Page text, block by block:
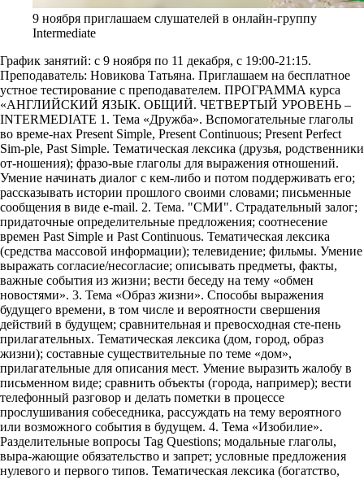
9 ноября приглашаем слушателей в онлайн-группу
Intermediate
График занятий: с 9 ноября по 11 декабря, с 19:00-21:15.
Преподаватель: Новикова Татьяна. Приглашаем на бесплатное
устное тестирование с преподавателем. ПРОГРАММА курса
«АНГЛИЙСКИЙ ЯЗЫК. ОБЩИЙ. ЧЕТВЕРТЫЙ УРОВЕНЬ –
INTERMEDIATE 1. Тема «Дружба». Вспомогательные глаголы
во време-нах Present Simple, Present Continuous; Present Perfect
Sim-ple, Past Simple. Тематическая лексика (друзья, родственники
от-ношения); фразо-вые глаголы для выражения отношений.
Умение начинать диалог с кем-либо и потом поддерживать его;
рассказывать истории прошлого своими словами; письменные
сообщения в виде e-mail. 2. Тема. "СМИ". Страдательный залог;
придаточные определительные предложения; соотнесение
времен Past Simple и Past Continuous. Тематическая лексика
(средства массовой информации); телевидение; фильмы. Умение
выражать согласие/несогласие; описывать предметы, факты,
важные события из жизни; вести беседу на тему «обмен
новостями». 3. Тема «Образ жизни». Способы выражения
будущего времени, в том числе и вероятности свершения
действий в будущем; сравнительная и превосходная сте-пень
прилагательных. Тематическая лексика (дом, город, образ
жизни); составные существительные по теме «дом»,
прилагательные для описания мест. Умение выразить жалобу в
письменном виде; сравнить объекты (города, например); вести
телефонный разговор и делать пометки в процессе
прослушивания собеседника, рассуждать на тему вероятного
или возможного события в будущем. 4. Тема «Изобилие».
Разделительные вопросы Tag Questions; модальные глаголы,
выра-жающие обязательство и запрет; условные предложения
нулевого и первого типов. Тематическая лексика (богатство,